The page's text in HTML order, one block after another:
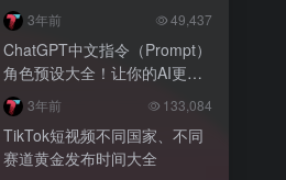
3年前 49,437
ChatGPT中文指令（Prompt）
角色预设大全！让你的AI更懂
你！3年前 133,084
TikTok短视频不同国家、不同
赛道黄金发布时间大全